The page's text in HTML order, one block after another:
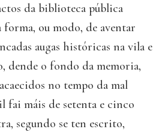
da biblioteca pública
ou modo, de aventar
augas históricas na vila e
dende o fondo da memoria,
no tempo da mal
fai máis de setenta e cinco
segundo se ten escrito,